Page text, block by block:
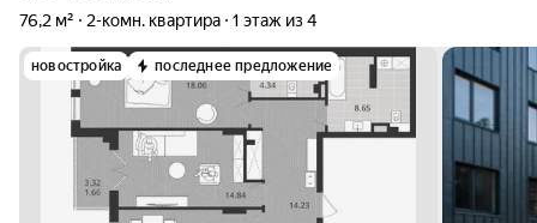
76,2 м²
2-комн. квартира 1 этаж из 4
новостройка последнее предложение